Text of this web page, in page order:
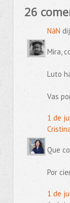
26
NáN
Mira,
Luto
Vas
1 de
Que
Por
1 de